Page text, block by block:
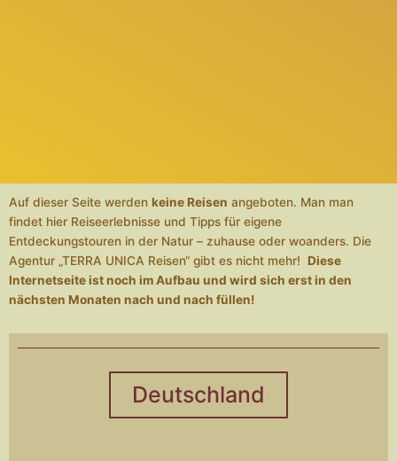
Auf dieser Seite werden keine Reisen angeboten. Man man
findet hier Reiseerlebnisse und Tipps für eigene
Entdeckungstouren in der Natur – zuhause oder woanders. Die
Agentur „TERRA UNICA Reisen“ gibt es nicht mehr! Diese
Internetseite ist noch im Aufbau und wird sich erst in den
nächsten Monaten nach und nach füllen!
Deutschland